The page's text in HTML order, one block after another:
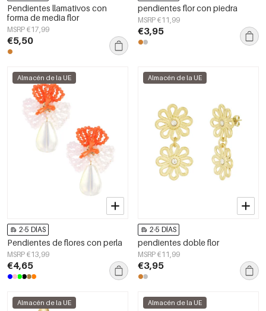
Pendientes llamativos con
forma de media flor
MSRP €17,99
€5,50
pendientes flor con piedra
MSRP €11,99
€3,95
Almacén de la UE
2-5 DÍAS
Pendientes de flores con perla
MSRP €13,99
€4,65
Almacén de la UE
2-5 DÍAS
pendientes doble flor
MSRP €11,99
€3,95
Almacén de la UE Almacén de la UE